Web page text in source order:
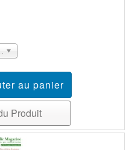
surcoût
Produit